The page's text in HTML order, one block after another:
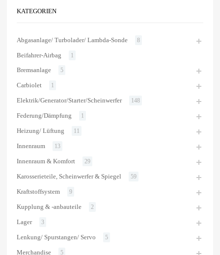
KATEGORIEN
Abgasanlage/ Turbolader/ Lambda-Sonde 8
Beifahrer-Airbag 1
Bremsanlage 5
Carbiolet 1
Elektrik/Generator/Starter/Scheinwerfer 148
Federung/Dämpfung 1
Heizung/ Lüftung 11
Innenraum 13
Innenraum & Komfort 29
Karosserieteile, Scheinwerfer & Spiegel 59
Kraftstoffsystem 9
Kupplung & -anbauteile 2
Lager 3
Lenkung/ Spurstangen/ Servo 5
Merchandise 5